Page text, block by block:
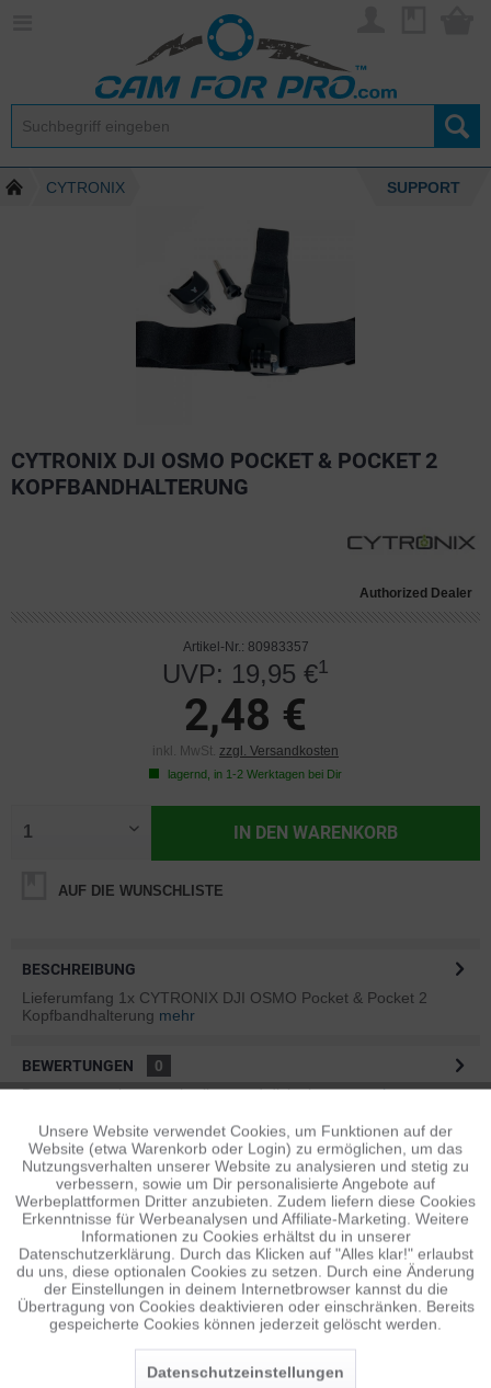
CYTRONIX SUPPORT
CYTRONIX DJI OSMO POCKET & POCKET 2
KOPFBANDHALTERUNG
Authorized Dealer
Artikel-Nr.: 80983357
UVP: 19,95 €1
2,48 €
inkl. MwSt. zzgl. Versandkosten
lagernd, in 1-2 Werktagen bei Dir
IN DEN WARENKORB
AUF DIE WUNSCHLISTE
BESCHREIBUNG
Lieferumfang 1x CYTRONIX DJI OSMO Pocket & Pocket 2
Kopfbandhalterung mehr
BEWERTUNGEN
0
Bewertungen lesen, schreiben und diskutieren...mehr
ÄHNLICHE ARTIKEL
Diese Artikel sind dem Produkt ähnlich ...mehr
Persönliche Empfehlungen
Funktionale Aktiv
Tracking Inaktiv
Personalisierung Inaktiv
Service Inaktiv
Unsere Website verwendet Cookies, um Funktionen auf der
Website (etwa Warenkorb oder Login) zu ermöglichen, um das
Nutzungsverhalten unserer Website zu analysieren und stetig zu
verbessern, sowie um Dir personalisierte Angebote auf
Werbeplattformen Dritter anzubieten. Zudem liefern diese Cookies
Erkenntnisse für Werbeanalysen und Affiliate-Marketing. Weitere
Informationen zu Cookies erhältst du in unserer
Datenschutzerklärung. Durch das Klicken auf "Alles klar!" erlaubst
du uns, diese optionalen Cookies zu setzen. Durch eine Änderung
der Einstellungen in deinem Internetbrowser kannst du die
Übertragung von Cookies deaktivieren oder einschränken. Bereits
gespeicherte Cookies können jederzeit gelöscht werden.
Datenschutzeinstellungen